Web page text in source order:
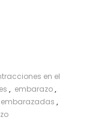
en el
, embarazo,
embarazadas ,